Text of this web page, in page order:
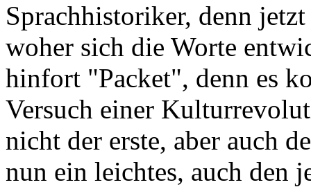
Sprachhistoriker, denn
woher sich die Worte
hinfort "Packet", denn es
Versuch einer
nicht der erste, aber auch
nun ein leichtes, auch den